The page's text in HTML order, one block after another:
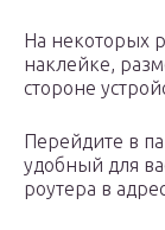
На некоторых
наклейке,
стороне
Перейдите в
удобный для
роутера в